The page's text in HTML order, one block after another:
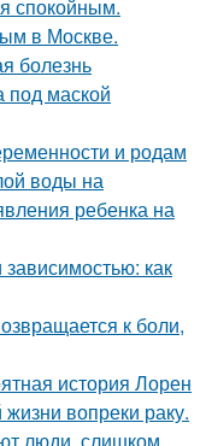
спокойным.
в Москве.
болезнь
под маской
и родам
воды на
ребенка на
как
к боли,
история Лорен
вопреки раку.